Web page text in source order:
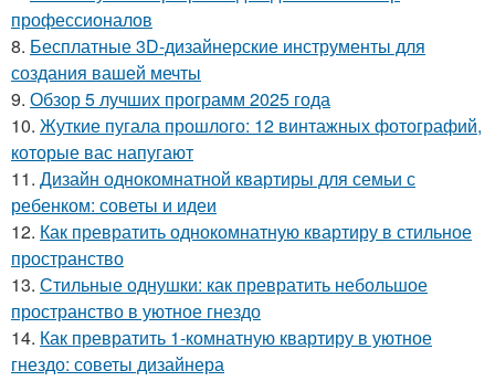
профессионалов
8. Бесплатные 3D-дизайнерские инструменты для
создания вашей мечты
9. Обзор 5 лучших программ 2025 года
10. Жуткие пугала прошлого: 12 винтажных фотографий,
которые вас напугают
11. Дизайн однокомнатной квартиры для семьи с
ребенком: советы и идеи
12. Как превратить однокомнатную квартиру в стильное
пространство
13. Стильные однушки: как превратить небольшое
пространство в уютное гнездо
14. Как превратить 1-комнатную квартиру в уютное
гнездо: советы дизайнера